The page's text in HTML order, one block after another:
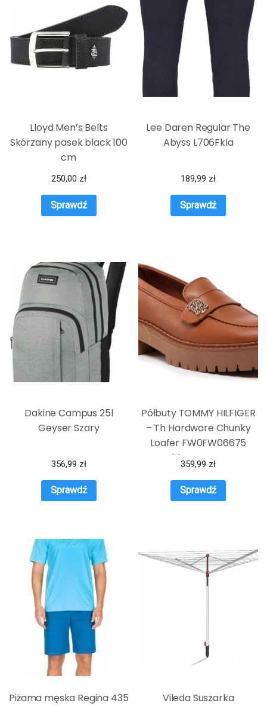
Lloyd Men’s Belts
Skórzany pasek black 100
cm
250,00 zł
Sprawdź
Lee Daren Regular The
Abyss L706Fkla
189,99 zł
Sprawdź
Dakine Campus 25l
Geyser Szary
356,99 zł
Sprawdź
Półbuty TOMMY HILFIGER
– Th Hardware Chunky
Loafer FW0FW06675
Golden Daze GPS
359,99 zł
Sprawdź
Piżama męska Regina 435 Vileda Suszarka